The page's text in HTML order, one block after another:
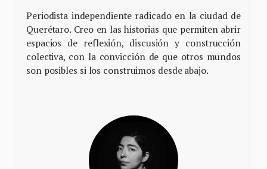
Periodista independiente radicado en la ciudad de
Querétaro. Creo en las historias que permiten abrir
espacios de reflexión, discusión y construcción
colectiva, con la convicción de que otros mundos
son posibles si los construimos desde abajo.